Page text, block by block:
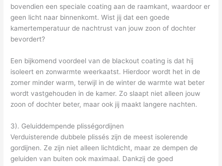
bovendien een speciale coating aan de raamkant, waardoor er
geen licht naar binnenkomt. Wist jij dat een goede
kamertemperatuur de nachtrust van jouw zoon of dochter
bevordert?
Een bijkomend voordeel van de blackout coating is dat hij
isoleert en zonwarmte weerkaatst. Hierdoor wordt het in de
zomer minder warm, terwijl in de winter de warmte wat beter
wordt vastgehouden in de kamer. Zo slaapt niet alleen jouw
zoon of dochter beter, maar ook jij maakt langere nachten.
3). Geluiddempende plisségordijnen
Verduisterende dubbele plissés zijn de meest isolerende
gordijnen. Ze zijn niet alleen lichtdicht, maar ze dempen de
geluiden van buiten ook maximaal. Dankzij de goed